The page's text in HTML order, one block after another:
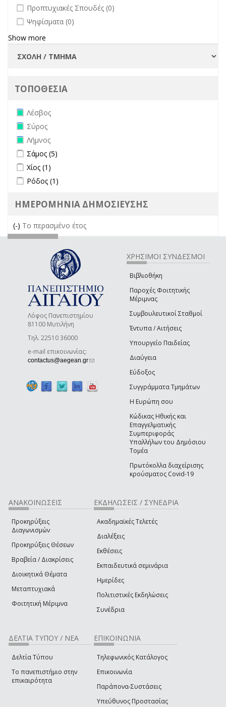
undefined
Προπτυχιακές Σπουδές (0)
undefined
Ψηφίσματα (0)
Show more
ΤΟΠΟΘΕΣΙΑ
Remove Λέσβος filter
Λέσβος
Remove Σύρος filter
Σύρος
Remove Λήμνος filter
Λήμνος
Apply Σάμος filter
Σάμος (5)
Apply Χίος filter
Χίος (1)
Apply Ρόδος filter
Ρόδος (1)
ΗΜΕΡΟΜΗΝΙΑ ΔΗΜΟΣΙΕΥΣΗΣ
(-) Remove Το περασμένο έτος filter
Το περασμένο έτος
Λόφος Πανεπιστημίου
81100 Μυτιλήνη
Τηλ. 22510 36000
e-mail επικοινωνίας:
contactus@aegean.gr(link sends e-mail)
ΧΡΗΣΙΜΟΙ ΣΥΝΔΕΣΜΟΙ
Βιβλιοθήκη
Παροχές Φοιτητικής
Μέριμνας
Συμβουλευτικοί Σταθμοί
Έντυπα / Αιτήσεις
Υπουργείο Παιδείας
Διαύγεια
Εύδοξος
Συγγράμματα Τμημάτων
Η Ευρώπη σου
Κώδικας Ηθικής και
Επαγγελματικής
Συμπεριφοράς
Υπαλλήλων του Δημόσιου
Τομέα
Πρωτόκολλα διαχείρισης
κρούσματος Covid-19
ΑΝΑΚΟΙΝΩΣΕΙΣ
Προκηρύξεις
Διαγωνισμών
Προκηρύξεις Θέσεων
Βραβεία / Διακρίσεις
Διοικητικά Θέματα
Μεταπτυχιακά
Φοιτητική Μέριμνα
ΕΚΔΗΛΩΣΕΙΣ / ΣΥΝΕΔΡΙΑ
Ακαδημαϊκές Τελετές
Διαλέξεις
Εκθέσεις
Εκπαιδευτικά σεμινάρια
Ημερίδες
Πολιτιστικές Εκδηλώσεις
Συνέδρια
ΔΕΛΤΙΑ ΤΥΠΟΥ / ΝΕΑ
Δελτία Τύπου
Το πανεπιστήμιο στην
επικαιρότητα
ΕΠΙΚΟΙΝΩΝΙΑ
Τηλεφωνικός Κατάλογος
Επικοινωνία
Παράπονα-Συστάσεις
Υπεύθυνος Προστασίας